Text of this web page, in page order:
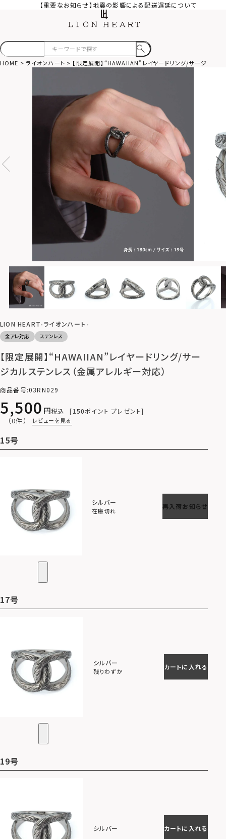
【重要なお知らせ】地震の影響による配送遅延について
HOME ライオンハート 【限定展開】“HAWAIIAN”レイヤードリング/サージカルス
LION HEART-ライオンハート-
金アレ対応 ステンレス
【限定展開】“HAWAIIAN”レイヤードリング/サー
ジカルステンレス（金属アレルギー対応）
商品番号 03RN029
5,500 税込 150ポイント プレゼント
（0件） レビューを見る
15号
シルバー
在庫切れ
再入荷お知らせ
17号
シルバー
残りわずか
カートに入れる
19号
シルバー カートに入れる